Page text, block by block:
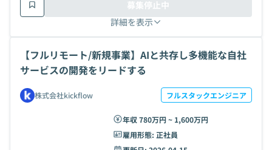
詳細を表示
募集停止中
【フルリモート/新規事業】AIと共存し多機能な自社
サービスの開発をリードする
株式会社kickflow フルスタックエンジニア
年収 780万円 ~ 1,600万円
雇用形態: 正社員